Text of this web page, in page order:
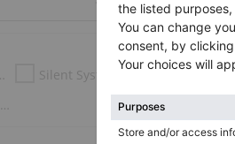
Silent System